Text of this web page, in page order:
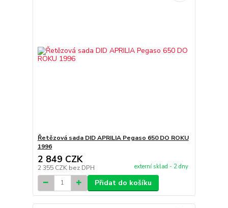
Řetězová sada DID APRILIA Pegaso 650 DO ROKU
1996
2 849 CZK
2 355 CZK bez DPH externí sklad - 2 dny
Přidat do košíku